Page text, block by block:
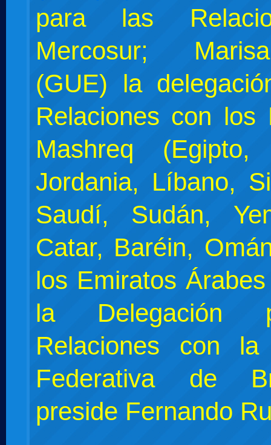
para las
Mercosur;
(GUE) la
Relaciones con los
Mashreq (Egipto,
Jordania, Líbano,
Saudí, Sudán,
Catar, Baréin,
los Emiratos
la Delegación
Relaciones con la
Federativa de
preside Fernando